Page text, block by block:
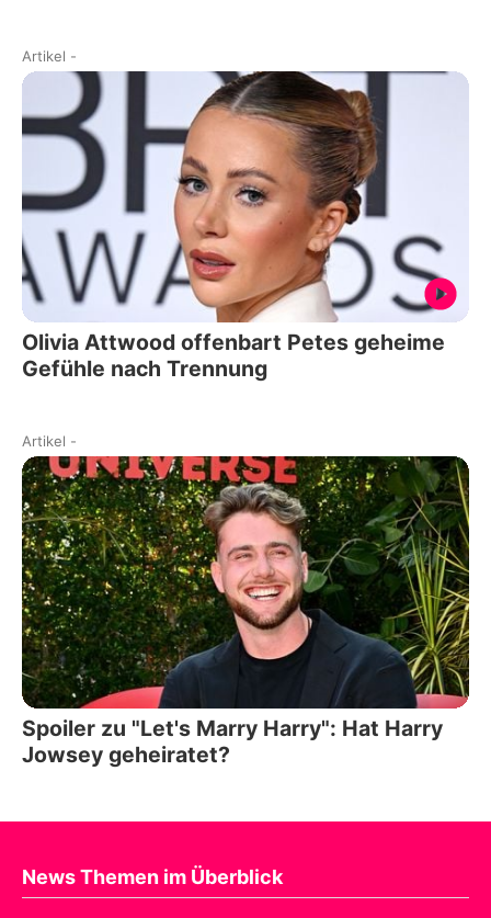
Artikel -
Olivia Attwood offenbart Petes geheime
Gefühle nach Trennung
Artikel -
Spoiler zu "Let's Marry Harry": Hat Harry
Jowsey geheiratet?
News Themen im Überblick